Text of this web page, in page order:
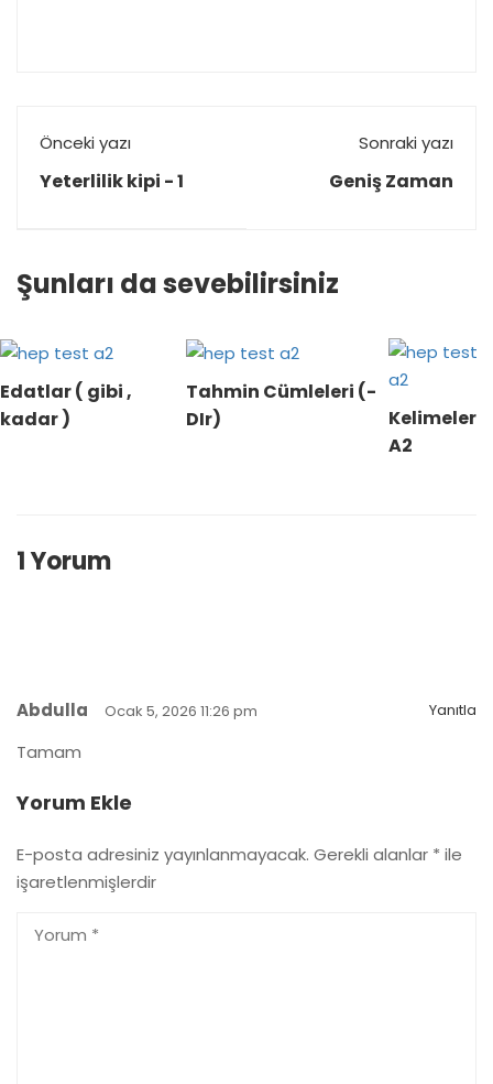
Önceki yazı
Yeterlilik kipi - 1
Sonraki yazı
Geniş Zaman
Şunları da sevebilirsiniz
Edatlar ( gibi ,
kadar )
Tahmin Cümleleri (-
DIr)
Kelimeler
A2
1 Yorum
Abdulla Ocak 5, 2026 11:26 pm Yanıtla
Tamam
Yorum Ekle
E-posta adresiniz yayınlanmayacak. Gerekli alanlar * ile
işaretlenmişlerdir